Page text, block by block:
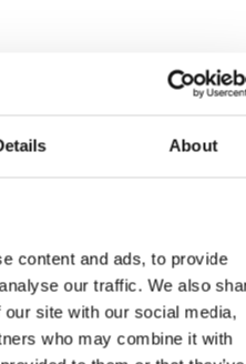
About
content and ads, to provide
our traffic. We also
site with our social media,
who may combine it with